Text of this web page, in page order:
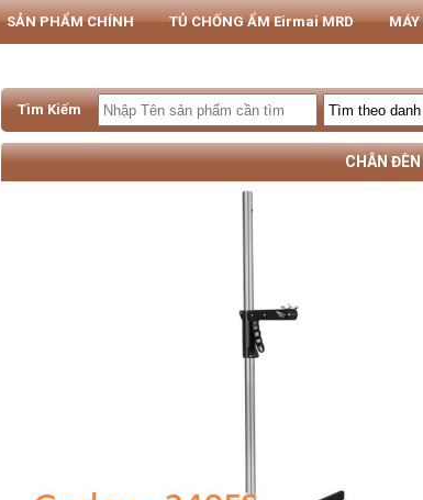
SẢN PHẨM CHÍNH TỦ CHỐNG ẨM Eirmai MRD MÁY
Tìm Kiếm
CHÂN